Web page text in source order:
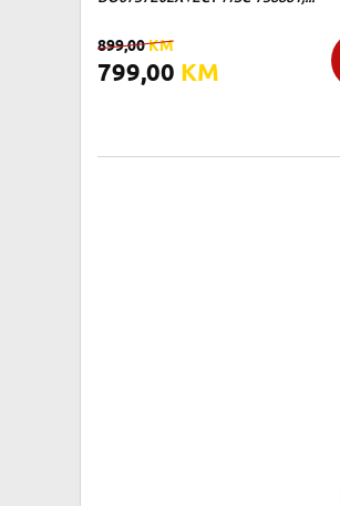
799,00 KM
899,00KM